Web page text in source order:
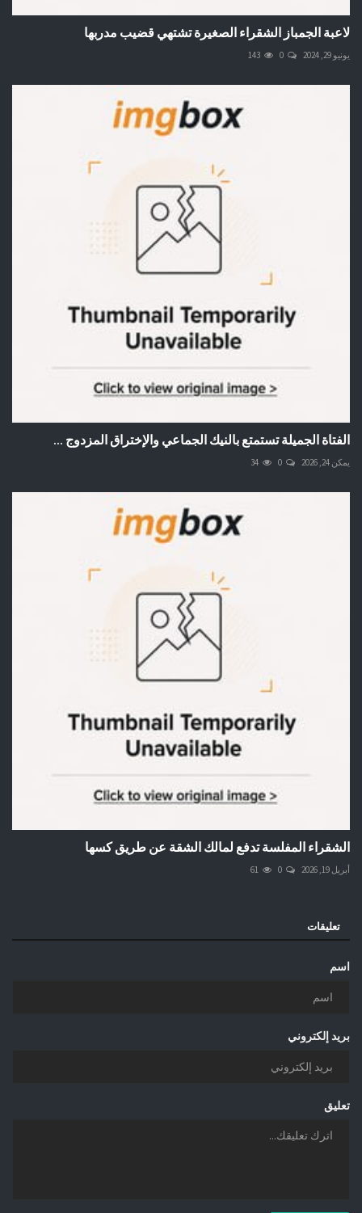
لاعبة الجمباز الشقراء الصغيرة تشتهي قضيب مدربها
يونيو 29, 2024 0
143
الفتاة الجميلة تستمتع بالنيك الجماعي والإختراق المزدوج ...
يمكن 24, 2026 0
34
الشقراء المفلسة تدفع لمالك الشقة عن طريق كسها
أبريل 19, 2026 0
61
تعليقات
اسم
بريد إلكتروني
تعليق